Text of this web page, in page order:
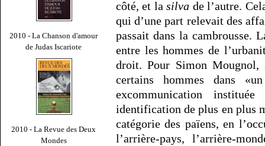
2010 - La Chanson d'amour
de Judas Iscariote
2010 - La Revue des Deux
Mondes
côté, et lasilva de l’autre.
qui d’une part relevait des
passait dans la cambrousse.
entre les hommes de
droit. Pour Simon Mougnol,
certains hommes dans
excommunication
identification de plus en plus
catégorie des païens, en
l’arrière-pays, l’arrière-